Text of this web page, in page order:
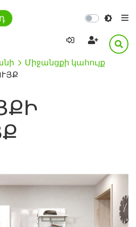
Միջանցքի կահույք